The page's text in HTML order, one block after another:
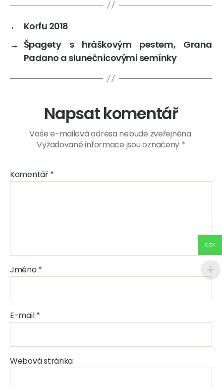
← Korfu 2018
→ Špagety s hráškovým pestem, Grana
Padano a slunečnicovými semínky
Napsat komentář
Vaše e-mailová adresa nebude zveřejněna.
Vyžadované informace jsou označeny *
Komentář *
Jméno*
E-mail*
Webová stránka
CZK